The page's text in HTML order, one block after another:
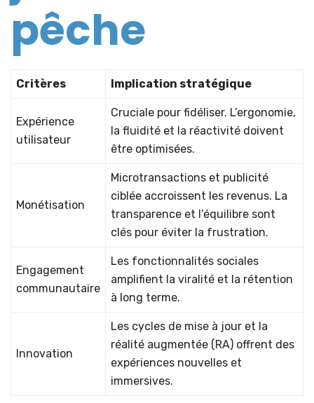
pêche
Critères Implication stratégique
Expérience
utilisateur
Cruciale pour fidéliser. L’ergonomie,
la fluidité et la réactivité doivent
être optimisées.
Monétisation
Microtransactions et publicité
ciblée accroissent les revenus. La
transparence et l’équilibre sont
clés pour éviter la frustration.
Engagement
communautaire
Les fonctionnalités sociales
amplifient la viralité et la rétention
à long terme.
Innovation
Les cycles de mise à jour et la
réalité augmentée (RA) offrent des
expériences nouvelles et
immersives.